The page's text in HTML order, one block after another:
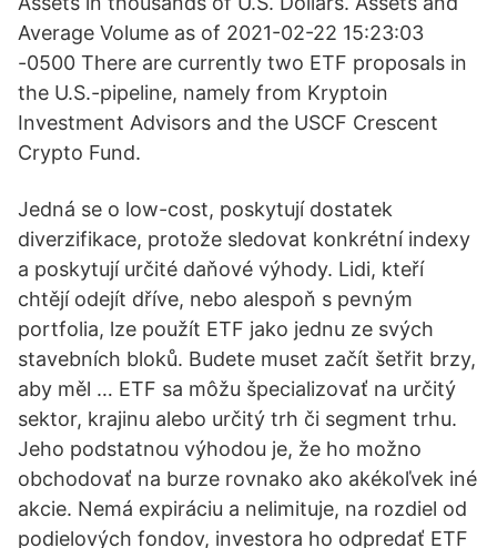
Average Volume as of 2021-02-22 15:23:03
-0500 There are currently two ETF proposals in
the U.S.-pipeline, namely from Kryptoin
Investment Advisors and the USCF Crescent
Crypto Fund.
Jedná se o low-cost, poskytují dostatek
diverzifikace, protože sledovat konkrétní indexy
a poskytují určité daňové výhody. Lidi, kteří
chtějí odejít dříve, nebo alespoň s pevným
portfolia, lze použít ETF jako jednu ze svých
stavebních bloků. Budete muset začít šetřit brzy,
aby měl … ETF sa môžu špecializovať na určitý
sektor, krajinu alebo určitý trh či segment trhu.
Jeho podstatnou výhodou je, že ho možno
obchodovať na burze rovnako ako akékoľvek iné
akcie. Nemá expiráciu a nelimituje, na rozdiel od
podielových fondov, investora ho odpredať ETF